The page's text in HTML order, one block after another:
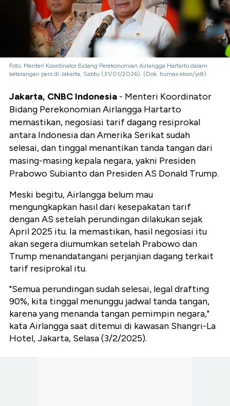
Foto: Menteri Koordinator Bidang Perekonomian Airlangga Hartarto dalam
keterangan pers di Jakarta, Sabtu (31/01/2026). (Dok. humas ekon/ydt)
Jakarta, CNBC Indonesia - Menteri Koordinator
Bidang Perekonomian Airlangga Hartarto
memastikan, negosiasi tarif dagang resiprokal
antara Indonesia dan Amerika Serikat sudah
selesai, dan tinggal menantikan tanda tangan dari
masing-masing kepala negara, yakni Presiden
Prabowo Subianto dan Presiden AS Donald Trump.
Meski begitu, Airlangga belum mau
mengungkapkan hasil dari kesepakatan tarif
dengan AS setelah perundingan dilakukan sejak
April 2025 itu. Ia memastikan, hasil negosiasi itu
akan segera diumumkan setelah Prabowo dan
Trump menandatangani perjanjian dagang terkait
tarif resiprokal itu.
"Semua perundingan sudah selesai, legal drafting
90%, kita tinggal menunggu jadwal tanda tangan,
karena yang menanda tangan pemimpin negara,"
kata Airlangga saat ditemui di kawasan Shangri-La
Hotel, Jakarta, Selasa (3/2/2025).